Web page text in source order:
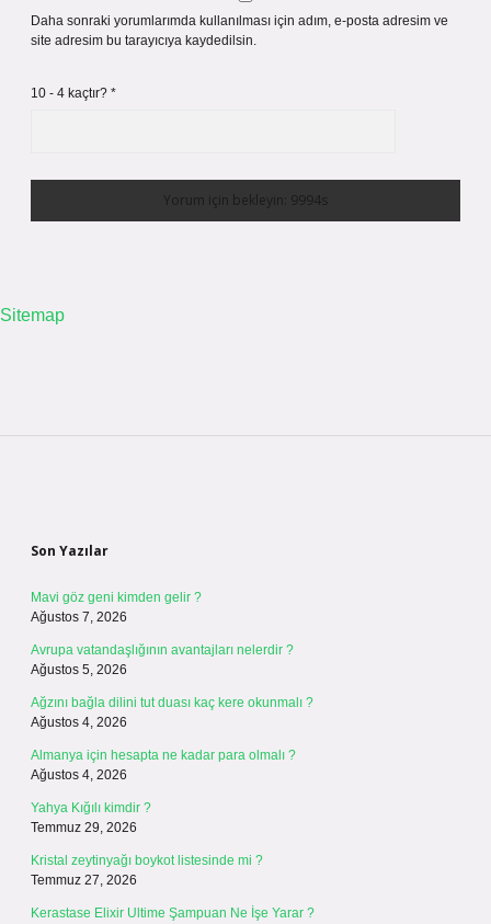
Daha sonraki yorumlarımda kullanılması için adım, e-posta adresim ve
site adresim bu tarayıcıya kaydedilsin.
10 - 4 kaçtır? *
Sitemap
Son Yazılar
Mavi göz geni kimden gelir ?
Ağustos 7, 2026
Avrupa vatandaşlığının avantajları nelerdir ?
Ağustos 5, 2026
Ağzını bağla dilini tut duası kaç kere okunmalı ?
Ağustos 4, 2026
Almanya için hesapta ne kadar para olmalı ?
Ağustos 4, 2026
Yahya Kığılı kimdir ?
Temmuz 29, 2026
Kristal zeytinyağı boykot listesinde mi ?
Temmuz 27, 2026
Kerastase Elixir Ultime Şampuan Ne İşe Yarar ?